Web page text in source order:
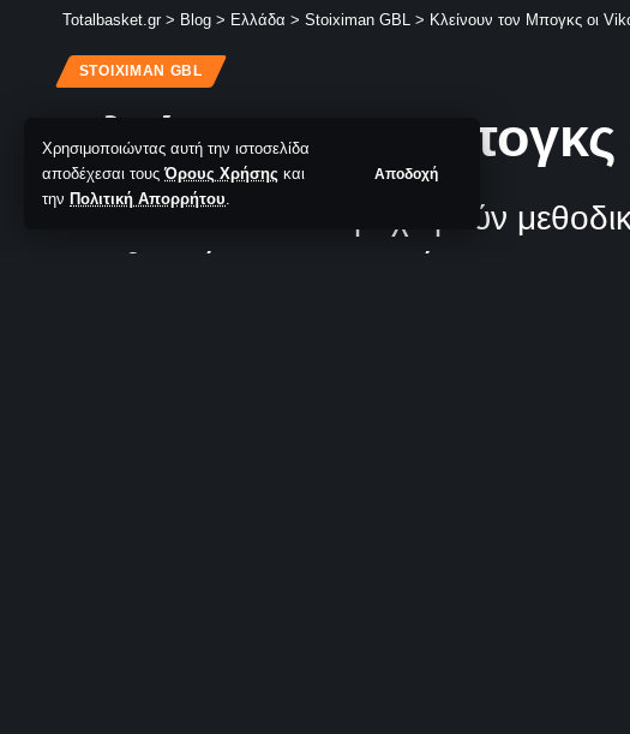
Χρησιμοποιώντας αυτή την ιστοσελίδα
αποδέχεσαι τουςΌρους Χρήσης και
την Πολιτική Απορρήτου.
Αποδοχή
Totalbasket.gr > Blog > Ελλάδα > Stoiximan GBL > Κλείνουν τον Μπογκς οι
STOIXIMAN GBL
Κλείνουν τον
Οι Vikos Φalcons προχωρούν
παρθενική τους παρουσία στη GBL